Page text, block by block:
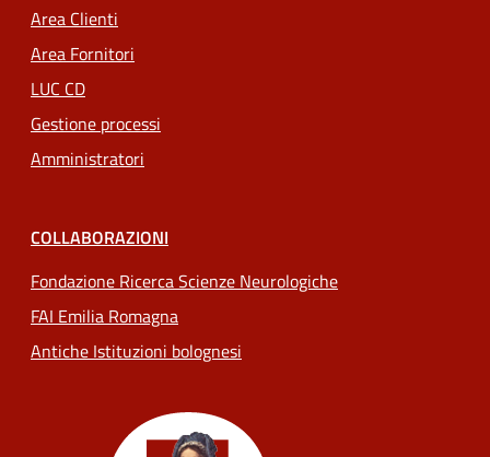
Area Clienti
Area Fornitori
LUC CD
Gestione processi
Amministratori
COLLABORAZIONI
Fondazione Ricerca Scienze Neurologiche
FAI Emilia Romagna
Antiche Istituzioni bolognesi